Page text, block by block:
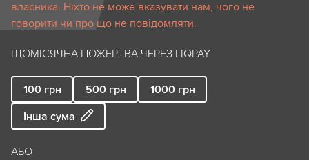
власника. Ніхто не може вказувати нам, чого не
говорити чи про що не повідомляти.
ЩОМІСЯЧНА ПОЖЕРТВА ЧЕРЕЗ LIQPAY
100 грн 500 грн 1000 грн
Інша сума
АБО